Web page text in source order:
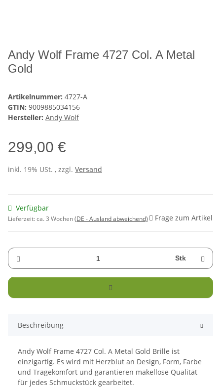
Andy Wolf Frame 4727 Col. A Metal
Gold
Artikelnummer: 4727-A
GTIN: 9009885034156
Hersteller: Andy Wolf
299,00 €
inkl. 19% USt. , zzgl. Versand
Verfügbar
Lieferzeit:ca. 3 Wochen(DE - Ausland abweichend) Frage zum Artikel
Stk
Beschreibung
Andy Wolf Frame 4727 Col. A Metal Gold Brille ist
einzigartig. Es wird mit Herzblut an Design, Form, Farbe
und Tragekomfort und garantieren makellose Qualität
für jedes Schmuckstück gearbeitet.